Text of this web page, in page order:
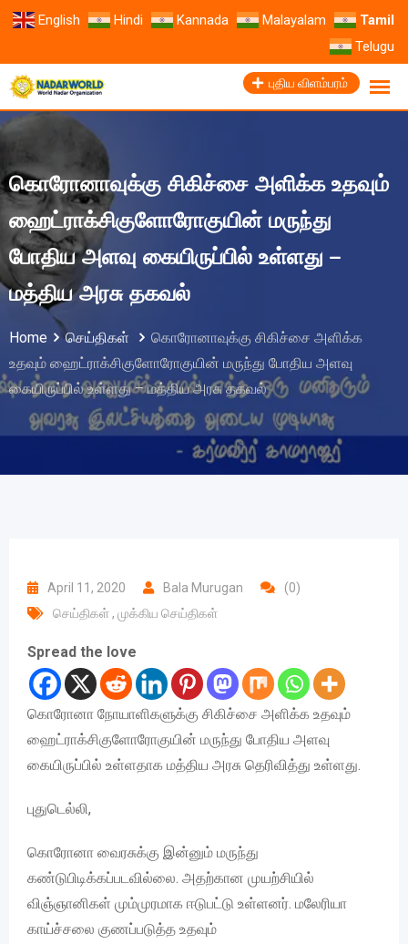
English Hindi Kannada Malayalam
Tamil
Telugu
புதிய விளம்பரம்
கொரோனாவுக்கு சிகிச்சை அளிக்க உதவும்
ஹைட்ராக்சிகுளோரோகுயின் மருந்து
போதிய அளவு கையிருப்பில் உள்ளது –
மத்திய அரசு தகவல்
Home செய்திகள்
கொரோனாவுக்கு சிகிச்சை அளிக்க
உதவும் ஹைட்ராக்சிகுளோரோகுயின் மருந்து போதிய அளவு
கையிருப்பில் உள்ளது – மத்திய அரசு தகவல்
April 11, 2020 Bala Murugan
(0)
செய்திகள் , முக்கிய செய்திகள்
Spread the love
கொரோனா நோயாளிகளுக்கு சிகிச்சை அளிக்க உதவும்
ஹைட்ராக்சிகுளோரோகுயின் மருந்து போதிய அளவு
கையிருப்பில் உள்ளதாக மத்திய அரசு தெரிவித்து உள்ளது.
புதுடெல்லி,
கொரோனா வைரசுக்கு இன்னும் மருந்து
கண்டுபிடிக்கப்படவில்லை. அதற்கான முயற்சியில்
விஞ்ஞானிகள் மும்முரமாக ஈடுபட்டு உள்ளனர். மலேரியா
காய்ச்சலை குணப்படுத்த உதவும்